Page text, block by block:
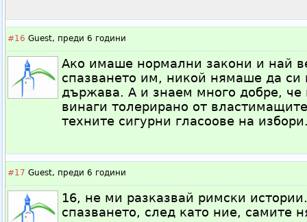
#16 Guest, преди 6 години
Ако имаше нормални закони и най
спазването им, никой нямаше да си
държава. А и знаем много добре, че
винаги толерирано от
техните сигурни гласоове на
#17 Guest, преди 6 години
16, не ми разказвай римски
спазването, след като ние, самите